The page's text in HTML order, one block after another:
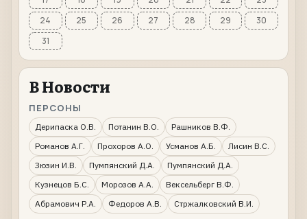
24
25 26 27 28 29
30
31
В Новости
ПЕРСОНЫ
Дерипаска О.В. Потанин В.О.
Рашников В.Ф.
Романов А.Г.
Прохоров А.О. Усманов А.Б.
Лисин В.С.
Зюзин И.В.
Пумпянский Д.А.
Пумпянский Д.А.
Кузнецов Б.С.
Морозов А.А.
Вексельберг В.Ф.
Абрамович Р.А.
Федоров А.В. Стржалковский В.И.